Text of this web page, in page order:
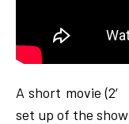
A short movie
set up of the